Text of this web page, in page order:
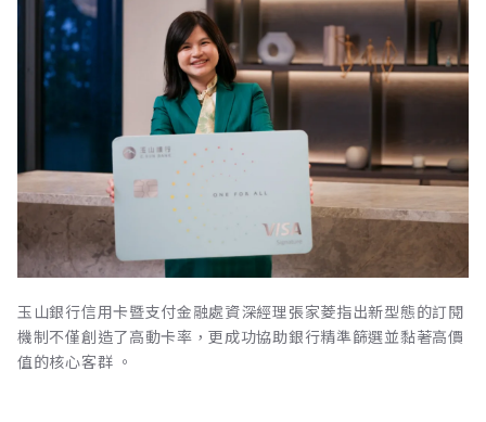
玉山銀行信用卡暨支付金融處資深經理張家菱指出新型態的訂閱
機制不僅創造了高動卡率，更成功協助銀行精準篩選並黏著高價
值的核心客群 。